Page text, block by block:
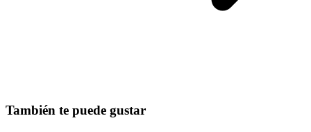
También te puede gustar